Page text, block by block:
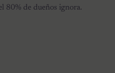
80% de dueños ignora.